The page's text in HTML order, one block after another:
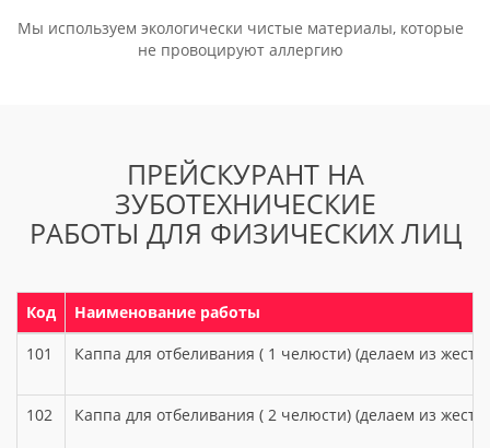
Мы используем экологически чистые материалы, которые
не провоцируют аллергию
ПРЕЙСКУРАНТ НА
ЗУБОТЕХНИЧЕСКИЕ
РАБОТЫ ДЛЯ ФИЗИЧЕСКИХ ЛИЦ
Код
Наименование работы
101
Каппа для отбеливания ( 1 челюсти) (делаем из
102 Каппа для отбеливания ( 2 челюсти) (делаем из